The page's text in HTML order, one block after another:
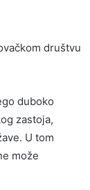
društvu
duboko
zastoja,
U tom
može